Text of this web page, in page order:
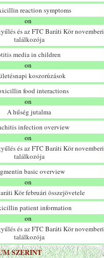
reaction symptoms
on
és az FTC Baráti Kör novemberi
találkozója
media in children
on
koszorúzások
food interactions
on
A hűség jutalma
infection overview
on
és az FTC Baráti Kör novemberi
találkozója
basic overview
on
Kör februári összejövetele
patient information
on
és az FTC Baráti Kör novemberi
találkozója
SZERINT